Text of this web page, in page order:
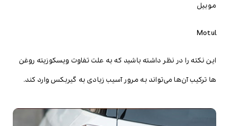
موبیل
Motul
این نکته را در نظر داشته باشید که به علت تفاوت ویسکوزیته روغن
ها ترکیب آن‌ها می‌تواند به مرور آسیب زیادی به گیربکس وارد کند.